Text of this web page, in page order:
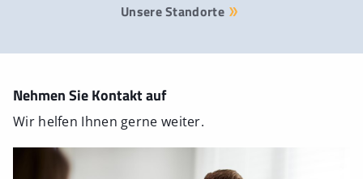
Unsere Standorte
Nehmen Sie Kontakt auf
Wir helfen Ihnen gerne weiter.